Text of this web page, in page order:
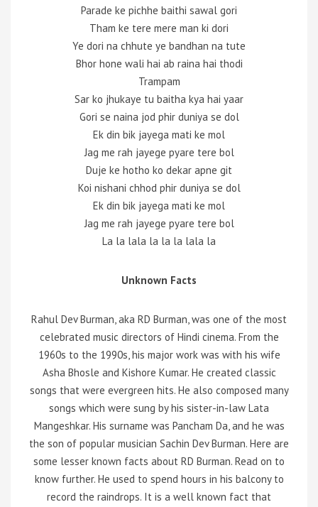
Parade ke pichhe baithi sawal gori
Tham ke tere mere man ki dori
Ye dori na chhute ye bandhan na tute
Bhor hone wali hai ab raina hai thodi
Trampam
Sar ko jhukaye tu baitha kya hai yaar
Gori se naina jod phir duniya se dol
Ek din bik jayega mati ke mol
Jag me rah jayege pyare tere bol
Duje ke hotho ko dekar apne git
Koi nishani chhod phir duniya se dol
Ek din bik jayega mati ke mol
Jag me rah jayege pyare tere bol
La la lala la la la lala la
Unknown Facts
Rahul Dev Burman, aka RD Burman, was one of the most
celebrated music directors of Hindi cinema. From the
1960s to the 1990s, his major work was with his wife
Asha Bhosle and Kishore Kumar. He created classic
songs that were evergreen hits. He also composed many
songs which were sung by his sister-in-law Lata
Mangeshkar. His surname was Pancham Da, and he was
the son of popular musician Sachin Dev Burman. Here are
some lesser known facts about RD Burman. Read on to
know further. He used to spend hours in his balcony to
record the raindrops. It is a well known fact that